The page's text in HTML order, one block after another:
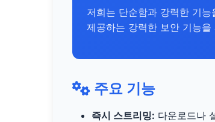
저희는 단순함과 강력한 기
제공하는 강력한 보안 기능을
주요 기능
즉시 스트리밍: 다운로드나